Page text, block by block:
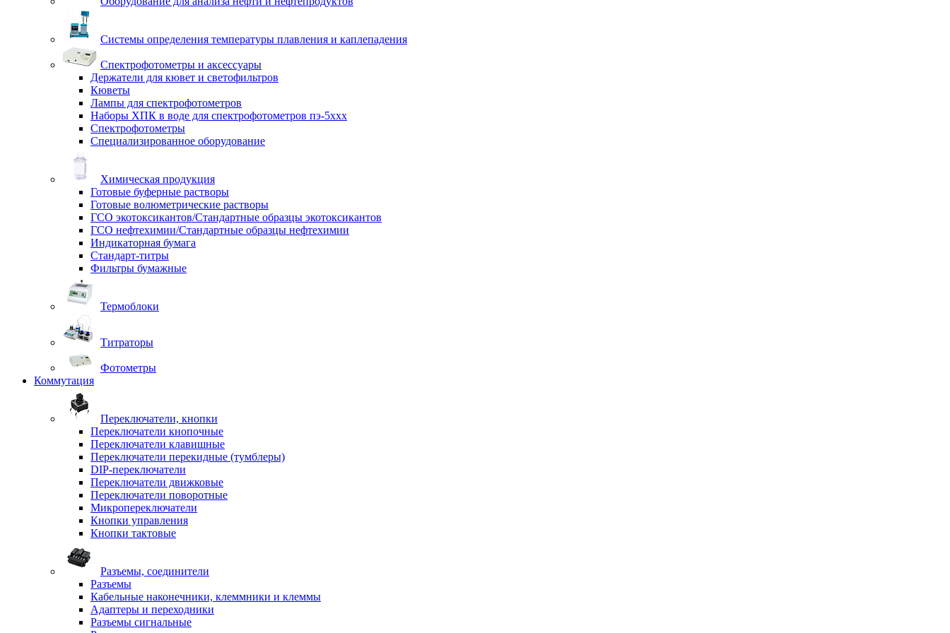
Системы определения температуры плавления и каплепадения
Спектрофотометры и аксессуары
Держатели для кювет и светофильтров
Кюветы
Лампы для спектрофотометров
Наборы ХПК в воде для спектрофотометров пэ-5ххх
Спектрофотометры
Специализированное оборудование
Химическая продукция
Готовые буферные растворы
Готовые волюметрические растворы
ГСО экотоксикантов/Стандартные образцы экотоксикантов
ГСО нефтехимии/Стандартные образцы нефтехимии
Индикаторная бумага
Стандарт-титры
Фильтры бумажные
Термоблоки
Титраторы
Фотометры
Коммутация
Переключатели, кнопки
Переключатели кнопочные
Переключатели клавишные
Переключатели перекидные (тумблеры)
DIP-переключатели
Переключатели движковые
Переключатели поворотные
Микропереключатели
Кнопки управления
Кнопки тактовые
Разъемы, соединители
Разъемы
Кабельные наконечники, клеммники и клеммы
Адаптеры и переходники
Разъемы сигнальные